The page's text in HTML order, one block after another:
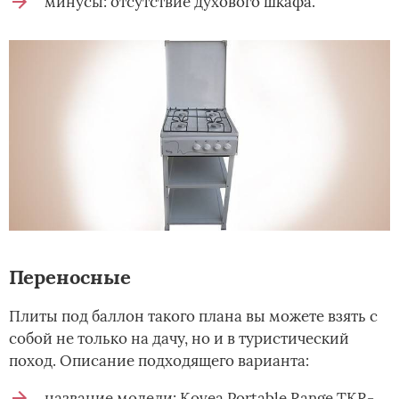
Переносные
Плиты под баллон такого плана вы можете взять с
собой не только на дачу, но и в туристический
поход. Описание подходящего варианта: